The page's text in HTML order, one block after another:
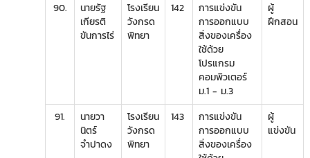
90.
นายรัฐ
เกียรติ
ขันการไร่
โรงเรียน
วังกรด
พิทยา
142
การแข่งขัน
การออกแบบ
สิ่งของเครื่อง
ใช้ด้วย
โปรแกรม
คอมพิวเตอร์
ม.1 - ม.3
ผู้
ฝึกสอน
91.
นายวา
นิตร์
จำปาดง
โรงเรียน
วังกรด
พิทยา
143
การแข่งขัน
การออกแบบ
สิ่งของเครื่อง
ผู้
แข่งขัน